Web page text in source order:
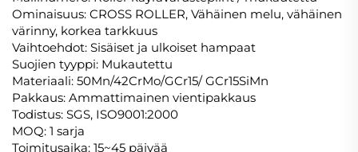
Ominaisuus: CROSS ROLLER, Vähäinen melu, vähäinen
värinny, korkea tarkkuus
Vaihtoehdot: Sisäiset ja ulkoiset hampaat
Suojien tyyppi: Mukautettu
Materiaali: 50Mn/42CrMo/GCr15/ GCr15SiMn
Pakkaus: Ammattimainen vientipakkaus
Todistus: SGS, ISO9001:2000
MOQ: 1 sarja
Toimitusaika: 15~45 päivää